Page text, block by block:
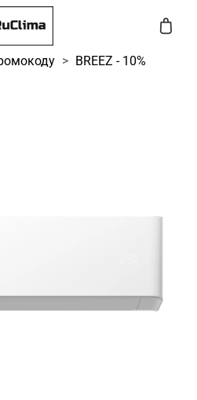
BREEZ - 10%